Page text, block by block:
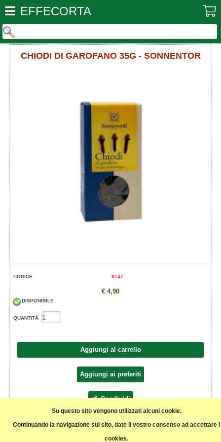
Su questo sito vengono utilizzati alcuni cookie.
Continuando la navigazione sul sito, date il vostro consenso ad accettare i
cookies.
EFFECORTA
CHIODI DI GAROFANO 35G - SONNENTOR
CODICE 9147
€ 4,90
DISPONIBILE
QUANTITÀ
Aggiungi al carrello
Aggiungi ai preferiti
Condividi
Chiodi di garofano, agricoltura biologica.